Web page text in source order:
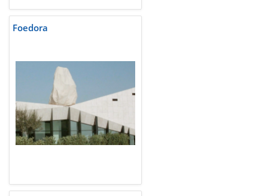
Foedora